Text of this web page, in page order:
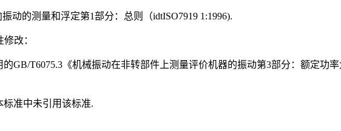
动的测量和浮定第1部分：总则（idtISO7919 1:1996).
改：
的GB/T6075.3《机械振动在非转部件上测量评价机器的振动第3部分：额定功
标准中未引用该标准.